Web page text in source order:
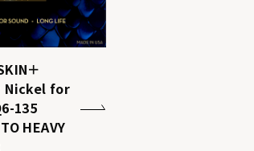
＋
Nickel for
135
HEAVY